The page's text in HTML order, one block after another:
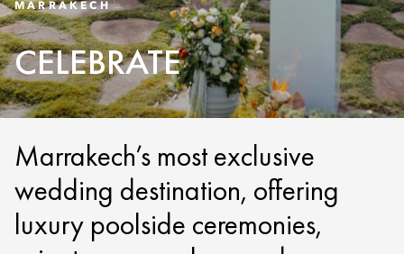
MARRAKECH
CELEBRATE
Marrakech’s most exclusive
wedding destination, offering
luxury poolside ceremonies,